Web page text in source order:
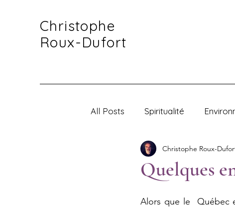
Christophe
Roux-Dufort
All Posts Spiritualité
Les manuscrits de la main
Quelques
Christophe Roux-
Alors que le  Québec